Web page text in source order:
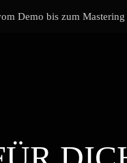
Demo bis zum Mastering